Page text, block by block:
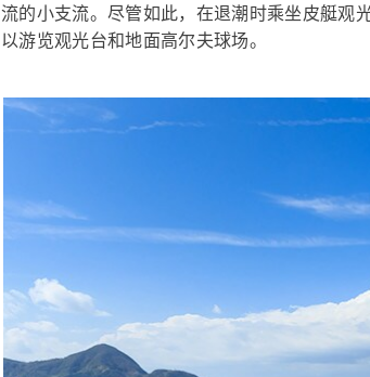
流的小支流。尽管如此，在退潮时乘坐皮艇观
以游览观光台和地面高尔夫球场。